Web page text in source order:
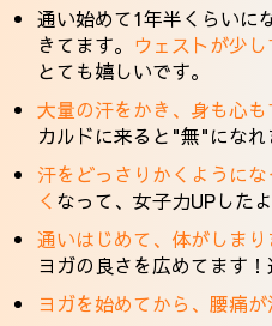
通い始めて1年半くらいに
きてます。 ウェストが少
とても嬉しいです。
大量の汗をかき、身も心も
カルドに来ると"無"になれ
汗をどっさりかくように
く なって、女子力UPした
通いはじめて、体がしまり
ヨガの良さを広めてます
ヨガを始めてから、腰痛が